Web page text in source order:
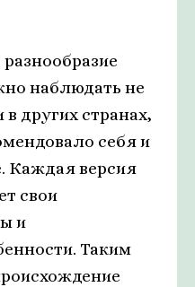
наблюдать не
других странах,
себя и
Каждая версия
свои
и
Таким